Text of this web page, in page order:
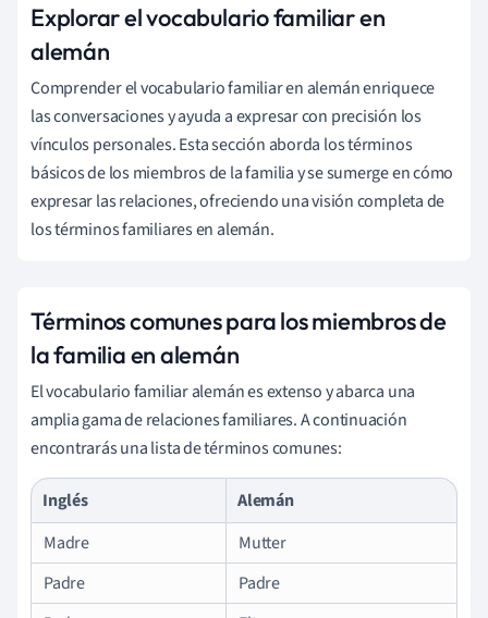
Explorar el vocabulario familiar en
alemán
Comprender el vocabulario familiar en alemán enriquece
las conversaciones y ayuda a expresar con precisión los
vínculos personales. Esta sección aborda los términos
básicos de los miembros de la familia y se sumerge en cómo
expresar las relaciones, ofreciendo una visión completa de
los términos familiares en alemán.
Términos comunes para los miembros de
la familia en alemán
El vocabulario familiar alemán es extenso y abarca una
amplia gama de relaciones familiares. A continuación
encontrarás una lista de términos comunes:
Inglés
Alemán
Madre
Mutter
Padre
Padre